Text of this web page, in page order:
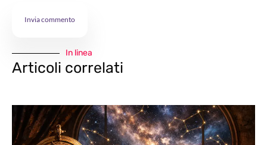
In linea
Articoli correlati